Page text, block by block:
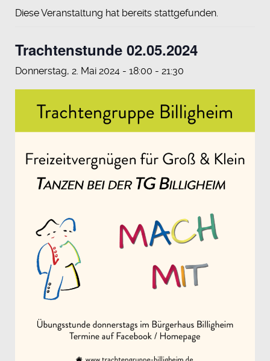
Diese Veranstaltung hat bereits stattgefunden.
Trachtenstunde 02.05.2024
Donnerstag, 2. Mai 2024 - 18:00 - 21:30